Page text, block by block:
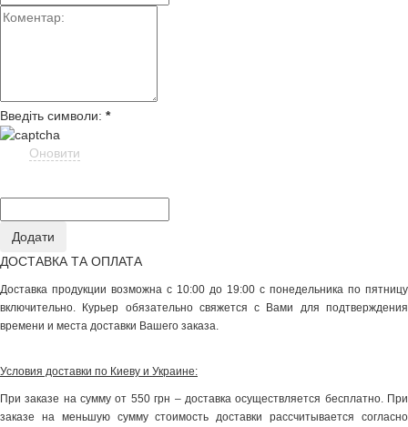
Введіть символи: *
Оновити
ДОСТАВКА ТА ОПЛАТА
Доставка продукции возможна с 10:00 до 19:00 с понедельника по пятницу
включительно. Курьер обязательно свяжется с Вами для подтверждения
времени и места доставки Вашего заказа.
Условия доставки по Киеву и Украине:
При заказе на сумму от 550 грн – доставка осуществляется бесплатно. При
заказе на меньшую сумму стоимость доставки рассчитывается согласно